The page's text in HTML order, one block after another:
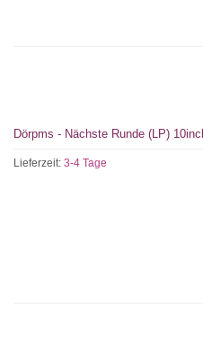
Dörpms - Nächste Runde (LP)
Lieferzeit: 3-4 Tage